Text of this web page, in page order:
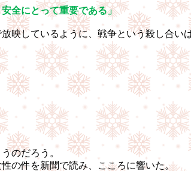
全にとって重要である」
映しているように、戦争という殺し合い
のだろう。
の件を新聞で読み、こころに響いた。